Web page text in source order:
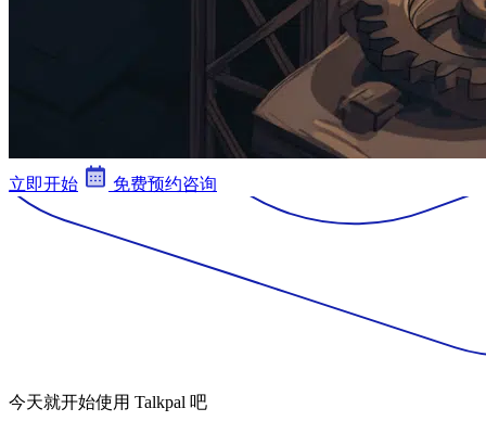
立即开始 免费预约咨询
今天就开始使用 Talkpal 吧